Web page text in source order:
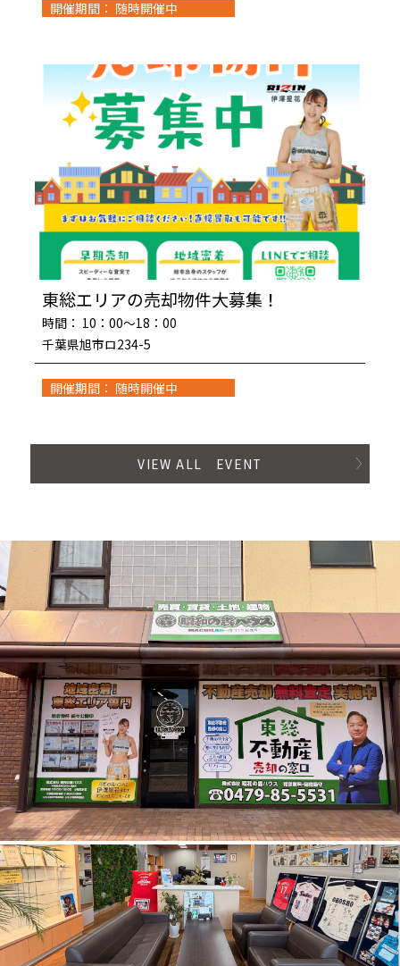
開催期間： 随時開催中
東総エリアの売却物件大募集！
時間： 10：00～18：00
千葉県旭市ロ234-5
開催期間： 随時開催中
VIEW ALL EVENT